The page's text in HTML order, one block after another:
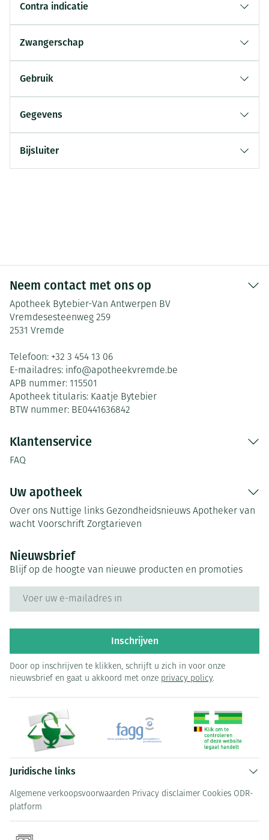
Contra indicatie
Zwangerschap
Gebruik
Gegevens
Bijsluiter
Neem contact met ons op
Apotheek Bytebier-Van Antwerpen BV
Vremdesesteenweg 259
2531 Vremde
Telefoon: +32 3 454 13 06
E-mailadres: info@apotheekvremde.be
APB nummer: 115501
Apotheek titularis: Kaatje Bytebier
BTW nummer: BE0441636842
Klantenservice
FAQ
Uw apotheek
Over ons Nuttige links Gezondheidsnieuws Apotheker van
wacht Voorschrift Zorgtarieven
Nieuwsbrief
Blijf op de hoogte van nieuwe producten en promoties
Inschrijven
Door op inschrijven te klikken, schrijft u zich in voor onze
nieuwsbrief en gaat u akkoord met onze privacy policy.
Juridische links
Algemene verkoopsvoorwaarden Privacy disclaimer Cookies ODR-
platform